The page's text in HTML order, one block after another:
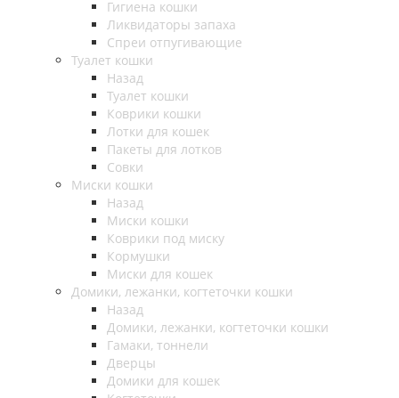
Гигиена кошки
Ликвидаторы запаха
Спреи отпугивающие
Туалет кошки
Назад
Туалет кошки
Коврики кошки
Лотки для кошек
Пакеты для лотков
Совки
Миски кошки
Назад
Миски кошки
Коврики под миску
Кормушки
Миски для кошек
Домики, лежанки, когтеточки кошки
Назад
Домики, лежанки, когтеточки кошки
Гамаки, тоннели
Дверцы
Домики для кошек